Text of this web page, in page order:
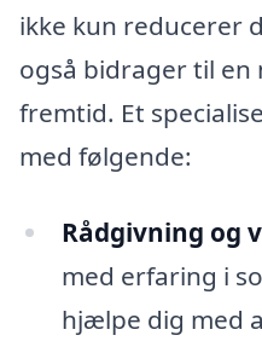
ikke kun reducerer
også bidrager til
fremtid. Et
med følgende:
Rådgivning og
med erfaring i
hjælpe dig med